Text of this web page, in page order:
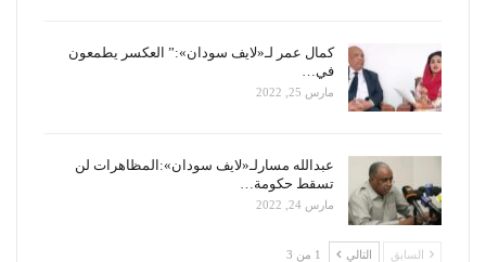
كمال عمر لـ«لايف سودان»:” العكسر يطمعون
في…
مارس 25, 2022
عبدالله مسارلـ«لايف سودان»:المظاهرات لن
تسقط حكومة…
مارس 24, 2022
السابق التالي 1 من 3